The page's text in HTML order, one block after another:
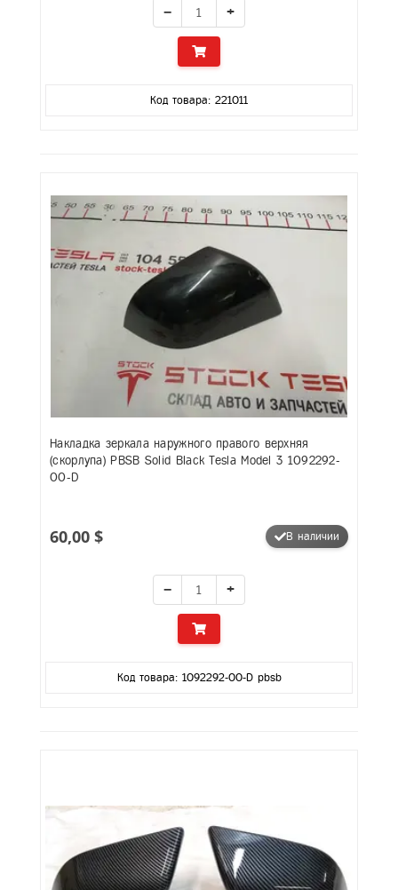
− +
Код товара: 221011
Накладка зеркала наружного правого верхняя
(скорлупа) PBSB Solid Black Tesla Model 3 1092292-
00-D
60,00 $ В наличии
− +
Код товара: 1092292-00-D pbsb